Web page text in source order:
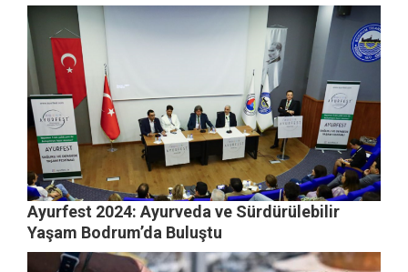
Ayurfest 2024: Ayurveda ve Sürdürülebilir
Yaşam Bodrum’da Buluştu